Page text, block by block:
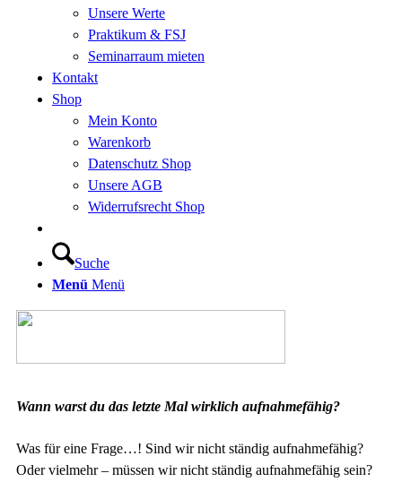
Unsere Werte
Praktikum & FSJ
Seminarraum mieten
Kontakt
Shop
Mein Konto
Warenkorb
Datenschutz Shop
Unsere AGB
Widerrufsrecht Shop
Suche
Menü Menü
Wann warst du das letzte Mal wirklich aufnahmefähig?
Was für eine Frage…! Sind wir nicht ständig aufnahmefähig?
Oder vielmehr – müssen wir nicht ständig aufnahmefähig sein?